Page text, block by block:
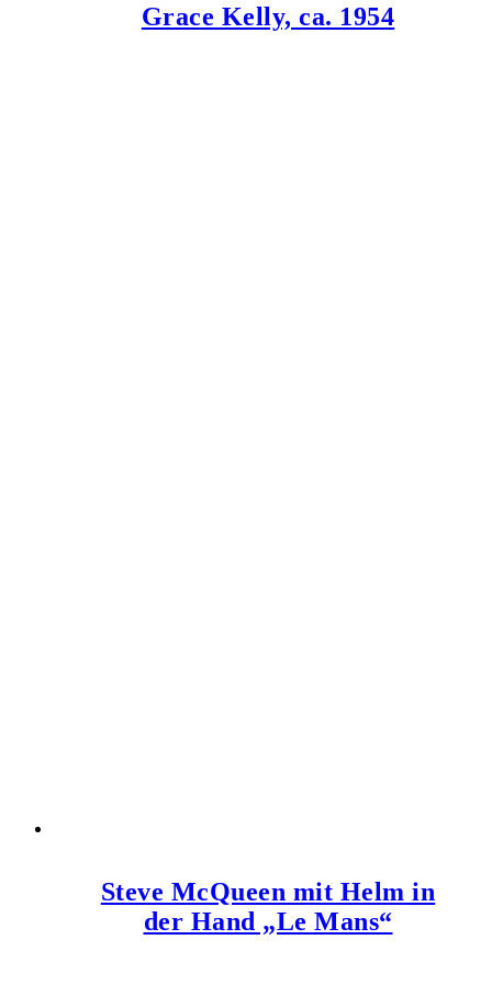
Grace Kelly, ca. 1954
Steve McQueen mit Helm in
der Hand „Le Mans“